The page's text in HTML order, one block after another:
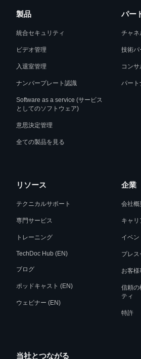
製品
統合セキュリティ
ビデオ管理
入退室管理
ナンバープレート認識
Software as a service (サービス
としてのソフトウェア)
意思決定管理
全ての製品を見る
パー
チャネ
技術パ
コンサ
パート
リソース
テクニカルサポート
専門サービス
トレーニング
TechDoc Hub (EN)
ブログ
ポッドキャスト (EN)
ウェビナー (EN)
企業
会社概
キャ
イベ
プレス
お客様
信頼の
ティ
特許
当社とつながる